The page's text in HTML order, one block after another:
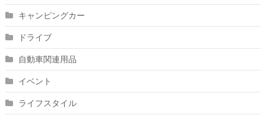
キャンピングカー
ドライブ
自動車関連用品
イベント
ライフスタイル